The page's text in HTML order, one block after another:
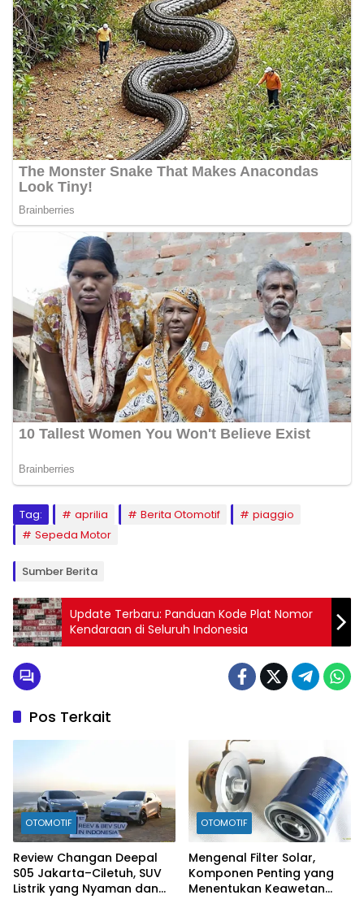
Tag: aprilia Berita Otomotif
piaggio
Sepeda Motor
Sumber Berita
Update Terbaru: Panduan Kode Plat Nomor
Kendaraan di Seluruh Indonesia
Pos Terkait
OTOMOTIF
Review Changan Deepal
S05 Jakarta–Ciletuh, SUV
Listrik yang Nyaman dan
OTOMOTIF
Mengenal Filter Solar,
Komponen Penting yang
Menentukan Keawetan